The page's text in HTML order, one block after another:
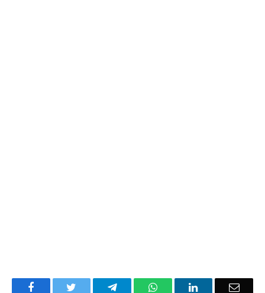
Facebook TelegramWhatsAppLinkedIn Email